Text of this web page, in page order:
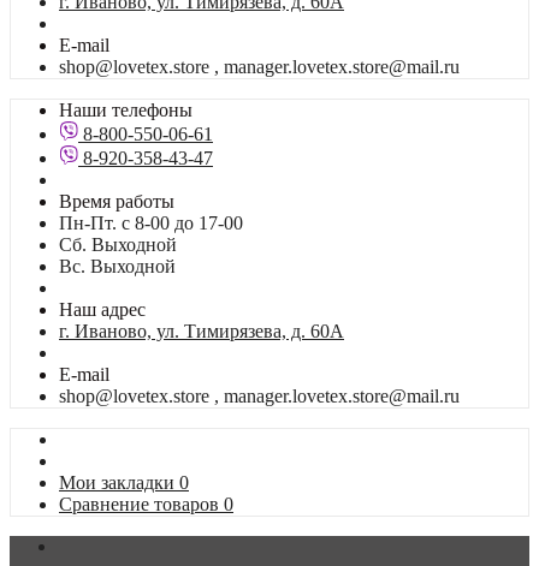
E-mail
shop@lovetex.store , manager.lovetex.store@mail.ru
Наши телефоны
8-800-550-06-61
8-920-358-43-47
Время работы
Пн-Пт. с 8-00 до 17-00
Сб. Выходной
Вс. Выходной
Наш адрес
г. Иваново, ул. Тимирязева, д. 60А
E-mail
shop@lovetex.store , manager.lovetex.store@mail.ru
Мои закладки 0
Сравнение товаров 0